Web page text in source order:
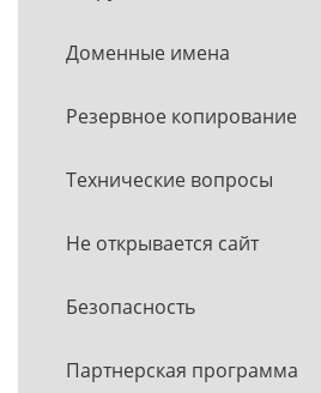
Доменные имена
Резервное копирование
Технические вопросы
Не открывается сайт
Безопасность
Партнерская программа